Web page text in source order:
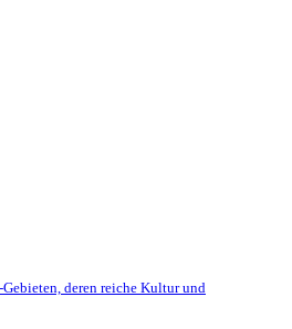
deren reiche Kultur und